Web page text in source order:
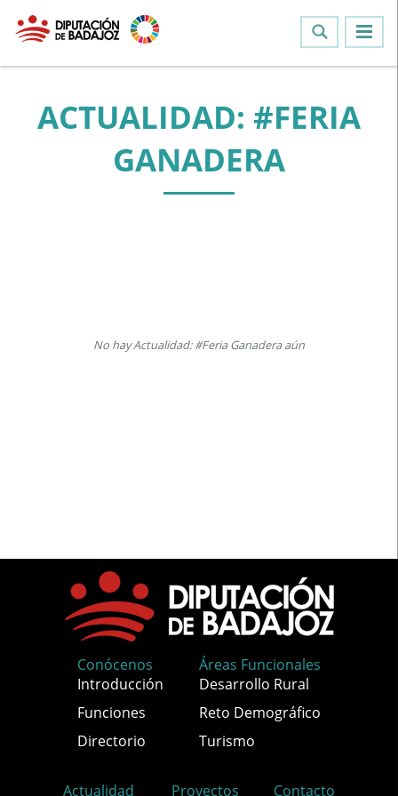
ACTUALIDAD: #FERIA
GANADERA
No hay Actualidad: #Feria Ganadera aún
Conócenos
Introducción
Funciones
Directorio
Áreas Funcionales
Desarrollo Rural
Reto Demográfico
Turismo
Actualidad Proyectos Contacto